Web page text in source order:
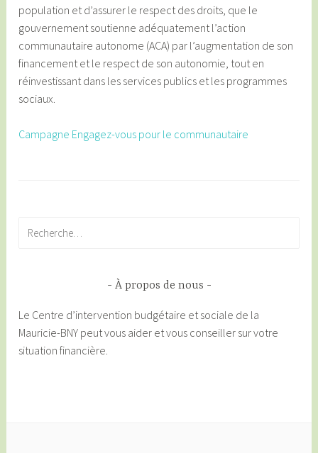
population et d’assurer le respect des droits, que le
gouvernement soutienne adéquatement l’action
communautaire autonome (ACA) par l’augmentation de son
financement et le respect de son autonomie, tout en
réinvestissant dans les services publics et les programmes
sociaux.
Campagne Engagez-vous pour le communautaire
À propos de nous
Le Centre d’intervention budgétaire et sociale de la
Mauricie-BNY peut vous aider et vous conseiller sur votre
situation financière.